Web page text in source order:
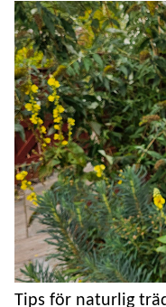
Tips för naturlig